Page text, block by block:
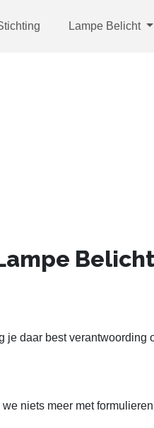
Lampe Belicht
je daar best verantwoording
niets meer met